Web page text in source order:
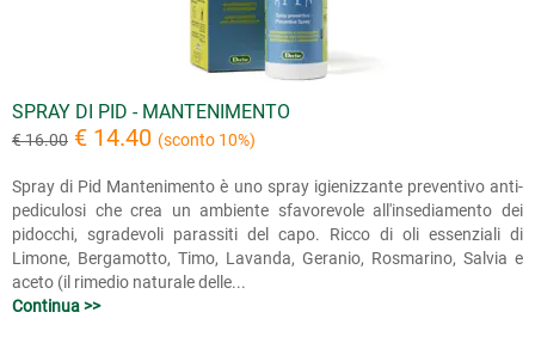
SPRAY DI PID - MANTENIMENTO
€ 16.00 € 14.40 (sconto 10%)
Spray di Pid Mantenimento è uno spray igienizzante preventivo anti-
pediculosi che crea un ambiente sfavorevole all'insediamento dei
pidocchi, sgradevoli parassiti del capo. Ricco di oli essenziali di
Limone, Bergamotto, Timo, Lavanda, Geranio, Rosmarino, Salvia e
aceto (il rimedio naturale delle...
Continua >>